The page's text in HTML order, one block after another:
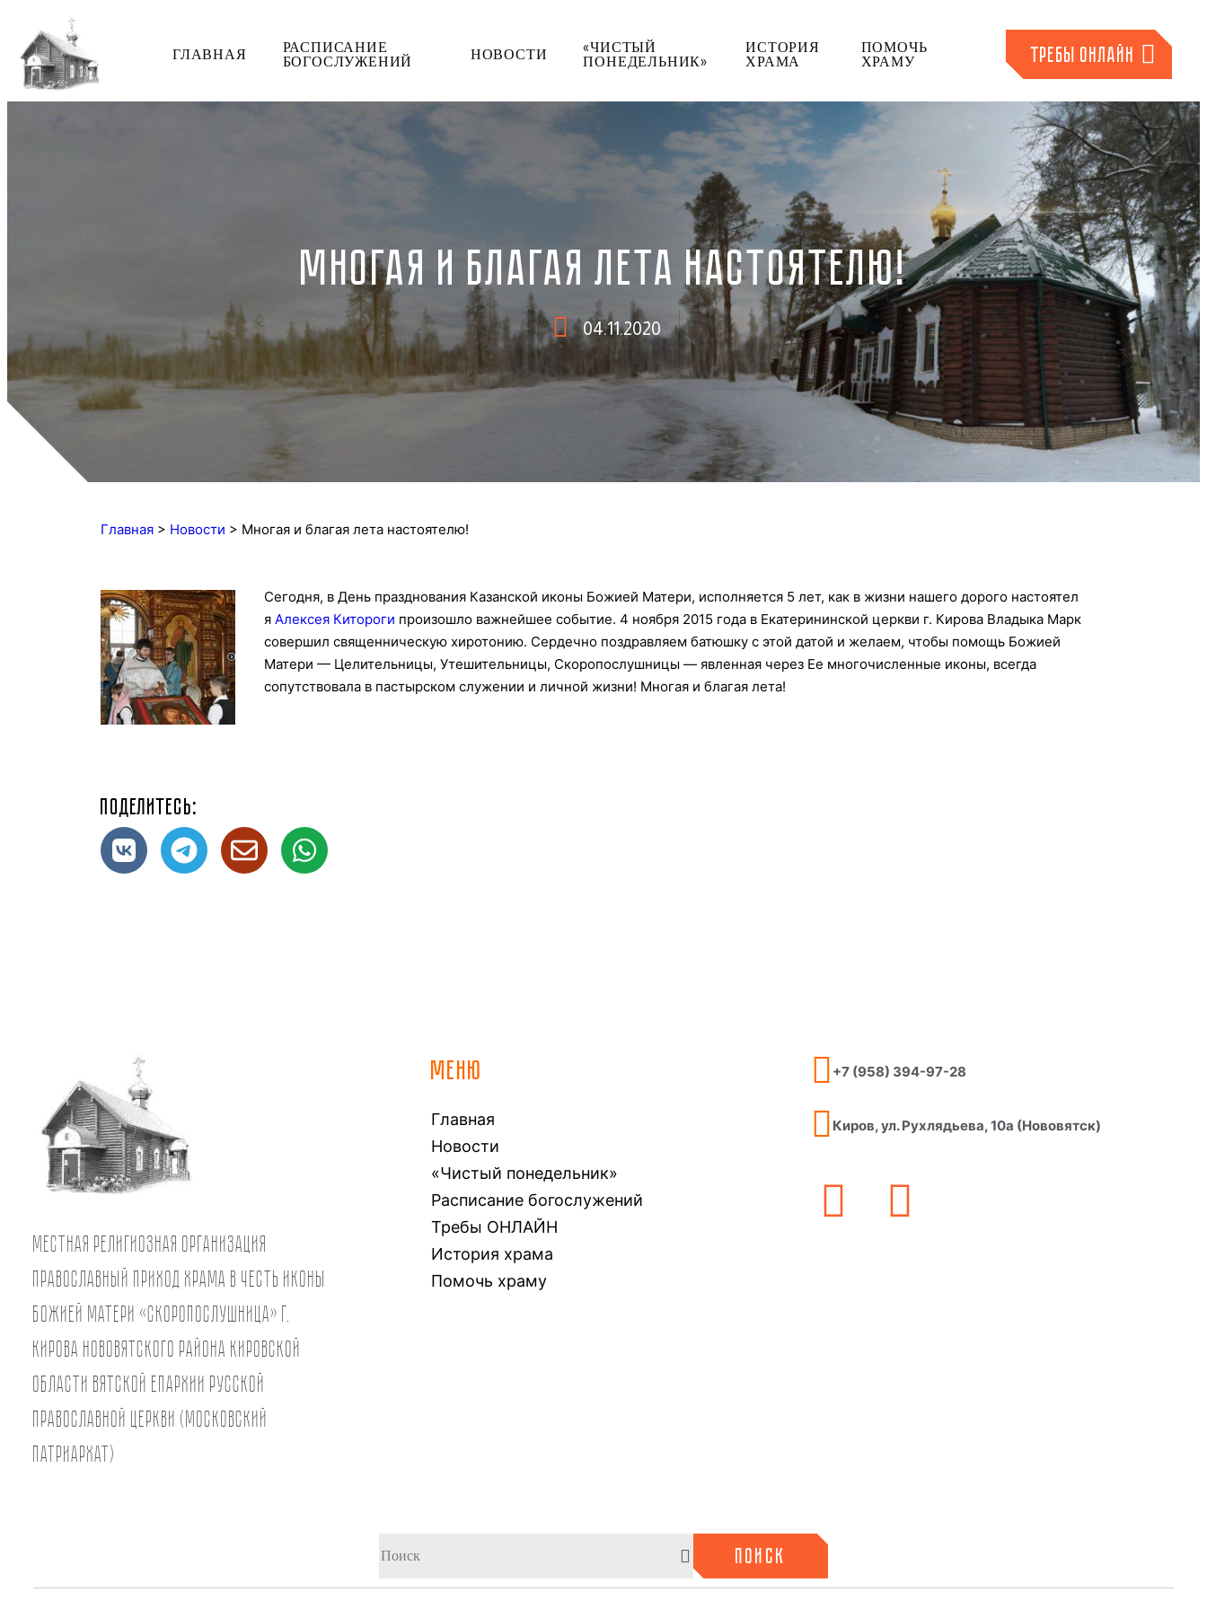
ГЛАВНАЯ
РАСПИСАНИЕ
БОГОСЛУЖЕНИЙ
НОВОСТИ
«ЧИСТЫЙ
ПОНЕДЕЛЬНИК»
ИСТОРИЯ
ХРАМА
ПОМОЧЬ
ХРАМУ
ТРЕБЫ ОНЛАЙН
МНОГАЯ И БЛАГАЯ ЛЕТА НАСТОЯТЕЛЮ!
04.11.2020
Главная > Новости > Многая и благая лета настоятелю!
Сегодня, в День празднования Казанской иконы Божией Матери, исполняется 5 лет, как в жизни нашего дорого настоятел
я Алексея Китороги произошло важнейшее событие. 4 ноября 2015 года в Екатерининской церкви г. Кирова Владыка Марк
совершил священническую хиротонию. Сердечно поздравляем батюшку с этой датой и желаем, чтобы помощь Божией
Матери — Целительницы, Утешительницы, Скоропослушницы — явленная через Ее многочисленные иконы, всегда
сопутствовала в пастырском служении и личной жизни! Многая и благая лета!
Поделитесь:
Местная религиозная организация
православный Приход храма в честь иконы
Божией Матери «Скоропослушница» г.
Кирова Нововятского района Кировской
области Вятской Епархии Русской
Православной Церкви (Московский
Патриархат)
МЕНЮ
Главная
Новости
«Чистый понедельник»
Расписание богослужений
Требы ОНЛАЙН
История храма
Помочь храму
+7 (958) 394-97-28
Киров, ул. Рухлядьева, 10а (Нововятск)
ПОИСК